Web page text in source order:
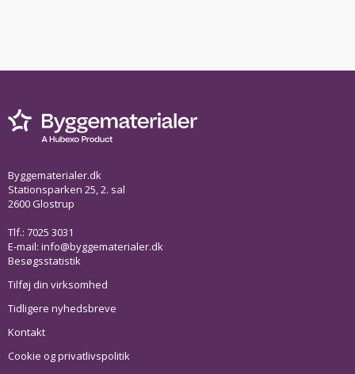
Byggematerialer.dk
Stationsparken 25, 2. sal
2600 Glostrup
Tlf.: 7025 3031
E-mail: info@byggematerialer.dk
Besøgsstatistik
Tilføj din virksomhed
Tidligere nyhedsbreve
Kontakt
Cookie og privatlivspolitik